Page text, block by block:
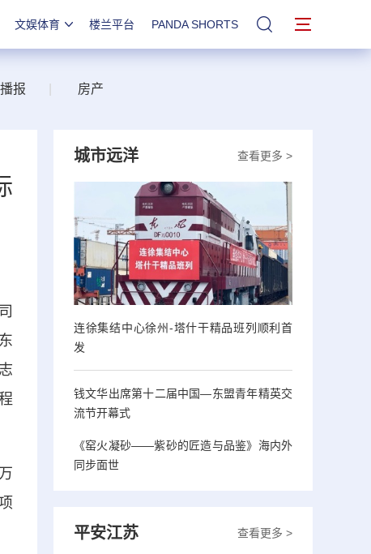
文娱体育 楼兰平台 PANDA SHORTS 站内搜索
报 房产
查看更多 >
城市远洋
连徐集结中心徐州-塔什干精品班列顺利首
发
钱文华出席第十二届中国—东盟青年精英交
流节开幕式
《窑火凝砂——紫砂的匠造与品鉴》海内外
同步面世
查看更多 >
平安江苏